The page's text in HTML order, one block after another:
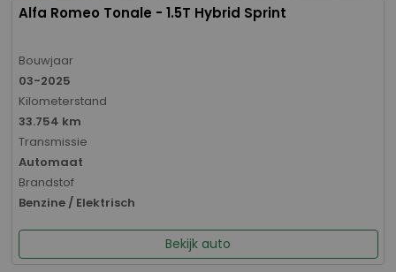
Alfa Romeo Tonale - 1.5T Hybrid Sprint
Bouwjaar
03-2025
Kilometerstand
33.754 km
Transmissie
Automaat
Brandstof
Benzine / Elektrisch
Bekijk auto